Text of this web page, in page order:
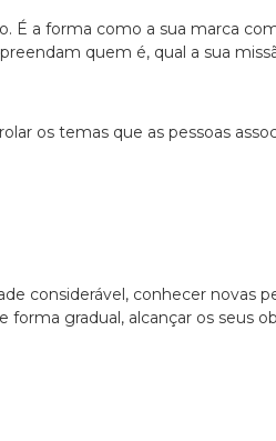
É a forma como a sua marca
quem é, qual a sua
os temas que as pessoas
considerável, conhecer novas
gradual, alcançar os seus